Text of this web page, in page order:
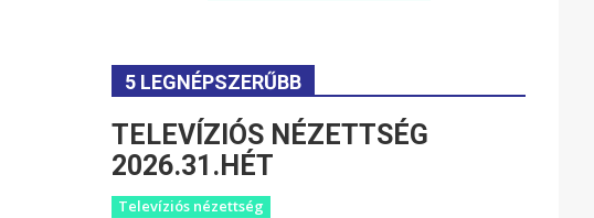
5 LEGNÉPSZERŰBB
TELEVÍZIÓS NÉZETTSÉG
2026.31.HÉT
Televíziós nézettség